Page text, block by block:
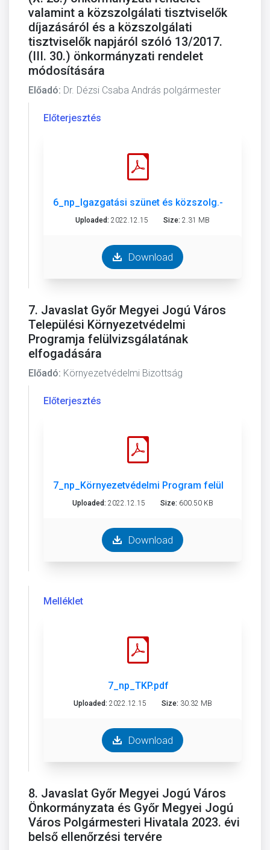
valamint a közszolgálati tisztviselők
díjazásáról és a közszolgálati
tisztviselők napjáról szóló 13/2017.
(III. 30.) önkormányzati rendelet
módosítására
Előadó: Dr. Dézsi Csaba András polgármester
Előterjesztés
6_np_Igazgatási szünet és közszolg.-i
Uploaded: 2022.12.15 Size: 2.31 MB
Download
7. Javaslat Győr Megyei Jogú Város
Települési Környezetvédelmi
Programja felülvizsgálatának
elfogadására
Előadó: Környezetvédelmi Bizottság
Előterjesztés
7_np_Környezetvédelmi Program felülvizsg.pdf
Uploaded: 2022.12.15 Size: 600.50 KB
Download
Melléklet
7_np_TKP.pdf
Uploaded: 2022.12.15 Size: 30.32 MB
Download
8. Javaslat Győr Megyei Jogú Város
Önkormányzata és Győr Megyei Jogú
Város Polgármesteri Hivatala 2023. évi
belső ellenőrzési tervére